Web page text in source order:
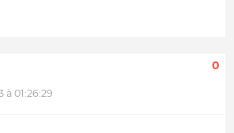
à 01:26:29
0